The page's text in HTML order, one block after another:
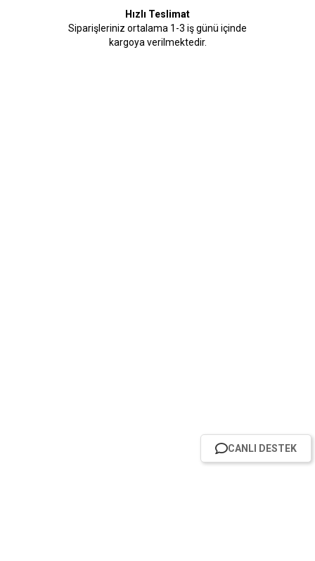
Hızlı Teslimat
Siparişleriniz ortalama 1-3 iş günü içinde
kargoya verilmektedir.
CANLI DESTEK